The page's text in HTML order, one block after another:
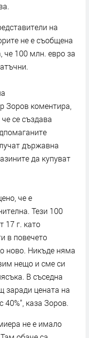
на
не е съобщена
че 100 млн. евро за
Зоров коментира,
се създава
държавна
да купуват
че е
Тези 100
17 г. като
в повечето
ново. Никъде няма
нещо и сме си
В съседна
заради цената на
40%“, каза Зоров.
не е имало